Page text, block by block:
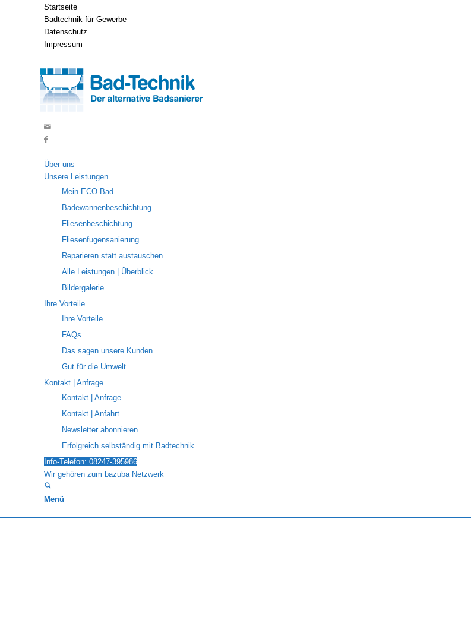
Startseite
Badtechnik für Gewerbe
Datenschutz
Impressum
Über uns
Unsere Leistungen
Mein ECO-Bad
Badewannenbeschichtung
Fliesenbeschichtung
Fliesenfugensanierung
Reparieren statt austauschen
Alle Leistungen | Überblick
Bildergalerie
Ihre Vorteile
Ihre Vorteile
FAQs
Das sagen unsere Kunden
Gut für die Umwelt
Kontakt | Anfrage
Kontakt | Anfrage
Kontakt | Anfahrt
Newsletter abonnieren
Erfolgreich selbständig mit Badtechnik
Info-Telefon: 08247-395986
Wir gehören zum bazuba Netzwerk
Menü